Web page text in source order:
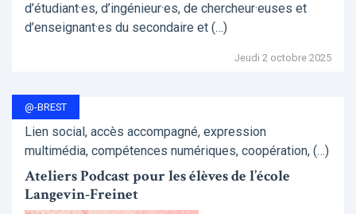
d’étudiant·es, d’ingénieur·es, de chercheur·euses et
d’enseignant·es du secondaire et (…)
Jeudi 2 octobre 2025
@-BREST
Lien social, accès accompagné, expression
multimédia, compétences numériques, coopération, (…)
Ateliers Podcast pour les élèves de l’école
Langevin-Freinet